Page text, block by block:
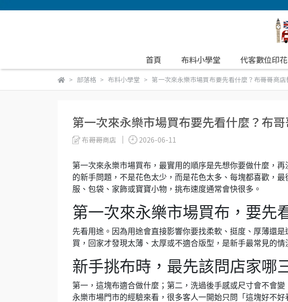
首頁 布料小學堂 代客數位印花
部落格 布料小學堂 第一次來永樂市場買布要先看什麼？布哥哥商
第一次來永樂市場買布要先看什麼？布
布哥哥商店 2026-06-11
第一次來永樂市場買布，最實用的順序是先想你要做什麼，
的新手問題，不是花色太少，而是花色太多、每塊都喜歡，
服、包袋、家飾或寶寶小物，挑布速度通常會快很多。
第一次來永樂市場買布，要先
先看用途。因為用途會直接影響你要找柔軟、挺度、厚薄還
買，回家才發現太薄、太厚或不適合版型，是新手最常見的情
新手挑布時，最先該問店家哪
第一，這塊布適合做什麼；第二，洗過後手感或尺寸會不會
永樂市場門市的經驗來看，很多客人一開始只問「這塊好不